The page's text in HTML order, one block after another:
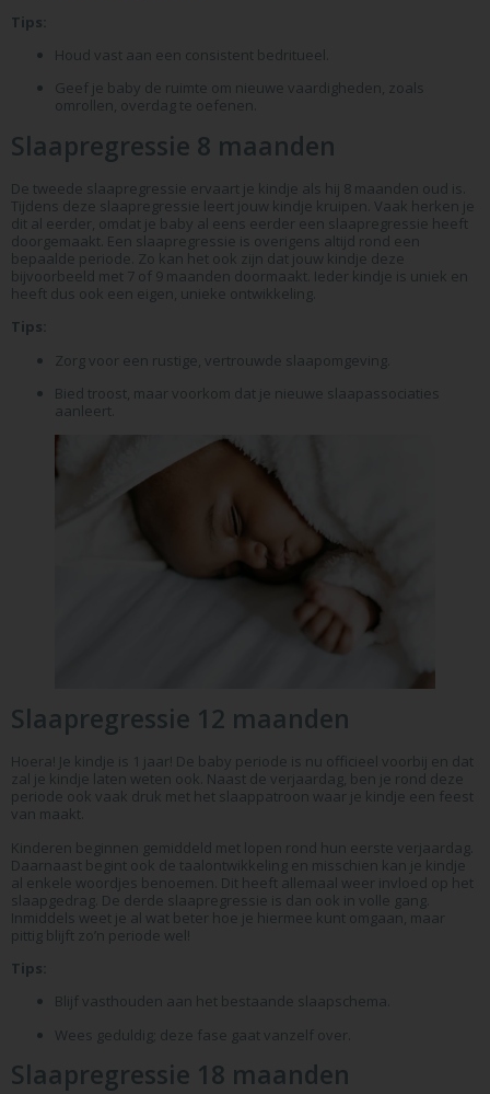
Tips:
Houd vast aan een consistent bedritueel.
Geef je baby de ruimte om nieuwe vaardigheden, zoals
omrollen, overdag te oefenen.
Slaapregressie 8 maanden
De tweede slaapregressie ervaart je kindje als hij 8 maanden oud is.
Tijdens deze slaapregressie leert jouw kindje kruipen. Vaak herken je
dit al eerder, omdat je baby al eens eerder een slaapregressie heeft
doorgemaakt. Een slaapregressie is overigens altijd rond een
bepaalde periode. Zo kan het ook zijn dat jouw kindje deze
bijvoorbeeld met 7 of 9 maanden doormaakt. Ieder kindje is uniek en
heeft dus ook een eigen, unieke ontwikkeling.
Tips:
Zorg voor een rustige, vertrouwde slaapomgeving.
Bied troost, maar voorkom dat je nieuwe slaapassociaties
aanleert.
Slaapregressie 12 maanden
Hoera! Je kindje is 1 jaar! De baby periode is nu officieel voorbij en dat
zal je kindje laten weten ook. Naast de verjaardag, ben je rond deze
periode ook vaak druk met het slaappatroon waar je kindje een feest
van maakt.
Kinderen beginnen gemiddeld met lopen rond hun eerste verjaardag.
Daarnaast begint ook de taalontwikkeling en misschien kan je kindje
al enkele woordjes benoemen. Dit heeft allemaal weer invloed op het
slaapgedrag. De derde slaapregressie is dan ook in volle gang.
Inmiddels weet je al wat beter hoe je hiermee kunt omgaan, maar
pittig blijft zo’n periode wel!
Tips:
Blijf vasthouden aan het bestaande slaapschema.
Wees geduldig; deze fase gaat vanzelf over.
Slaapregressie 18 maanden